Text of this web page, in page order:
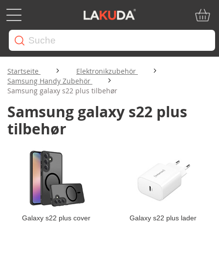
Startseite
Elektronikzubehör
Samsung Handy Zubehör
Samsung galaxy s22 plus tilbehør
Samsung galaxy s22 plus
tilbehør
Galaxy s22 plus cover Galaxy s22 plus lader